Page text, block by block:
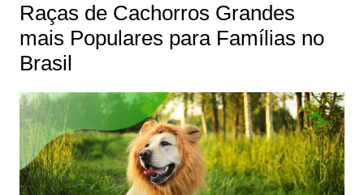
Raças de Cachorros Grandes
mais Populares para Famílias no
Brasil